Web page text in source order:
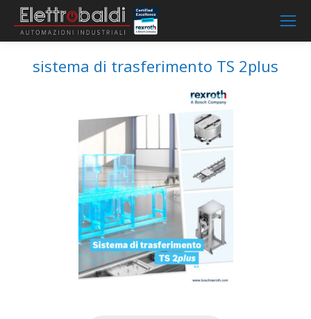
sistema di trasferimento TS 2plus